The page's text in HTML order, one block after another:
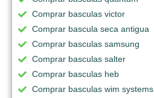
Comprar basculas victor
Comprar bascula seca antigua
Comprar basculas samsung
Comprar basculas salter
Comprar basculas heb
Comprar basculas wim systems